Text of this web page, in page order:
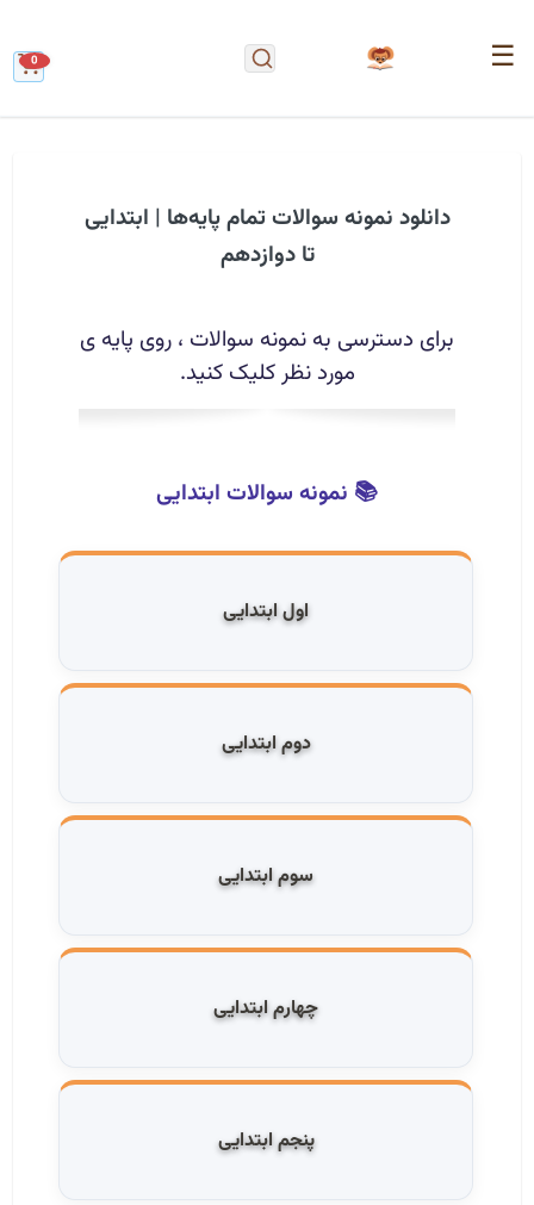
☰
0
دانلود نمونه سوالات تمام پایه‌ها | ابتدایی
تا دوازدهم
برای دسترسی به نمونه سوالات ، روی پایه ی
مورد نظر کلیک کنید.
📚 نمونه سوالات ابتدایی
اول ابتدایی
دوم ابتدایی
سوم ابتدایی
چهارم ابتدایی
پنجم ابتدایی